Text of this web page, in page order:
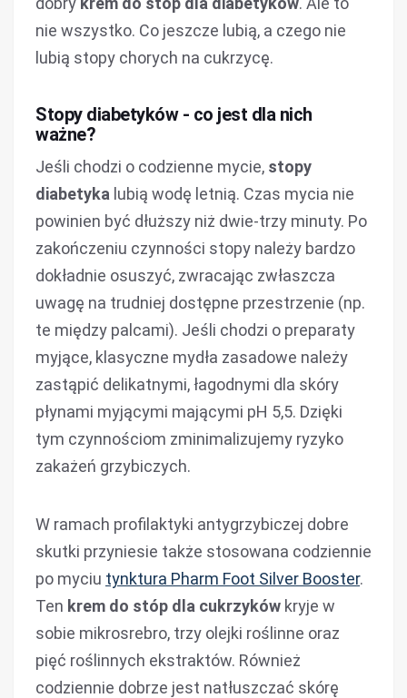
nie wszystko. Co jeszcze lubią, a czego nie
lubią stopy chorych na cukrzycę.
Stopy diabetyków - co jest dla nich
ważne?
Jeśli chodzi o codzienne mycie, stopy
diabetyka lubią wodę letnią. Czas mycia nie
powinien być dłuższy niż dwie-trzy minuty. Po
zakończeniu czynności stopy należy bardzo
dokładnie osuszyć, zwracając zwłaszcza
uwagę na trudniej dostępne przestrzenie (np.
te między palcami). Jeśli chodzi o preparaty
myjące, klasyczne mydła zasadowe należy
zastąpić delikatnymi, łagodnymi dla skóry
płynami myjącymi mającymi pH 5,5. Dzięki
tym czynnościom zminimalizujemy ryzyko
zakażeń grzybiczych.
W ramach profilaktyki antygrzybiczej dobre
skutki przyniesie także stosowana codziennie
po myciu tynktura Pharm Foot Silver Booster.
Ten krem do stóp dla cukrzyków kryje w
sobie mikrosrebro, trzy olejki roślinne oraz
pięć roślinnych ekstraktów. Również
codziennie dobrze jest natłuszczać skórę